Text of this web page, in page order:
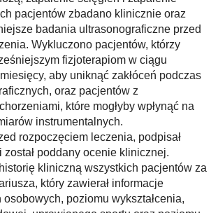
pacjentów zbadano klinicznie oraz
badania ultrasonograficzne przed
Wykluczono pacjentów, którzy
fizjoterapiom w ciągu
aby uniknąć zakłóceń podczas
oraz pacjentów z
które mogłyby wpłynąć na
instrumentalnych.
rozpoczęciem leczenia, podpisał
poddany ocenie klinicznej.
kliniczną wszystkich pacjentów za
który zawierał informacje
poziomu wykształcenia,